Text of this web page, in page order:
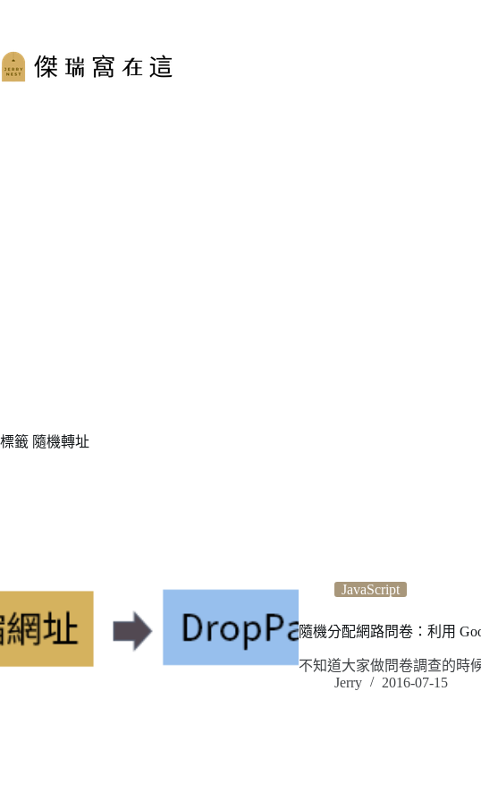
主
要
標籤 隨機轉址
JavaScript
隨機分配網路問卷：利用
不知道大家做問卷調查的時
Jerry
2016-07-15